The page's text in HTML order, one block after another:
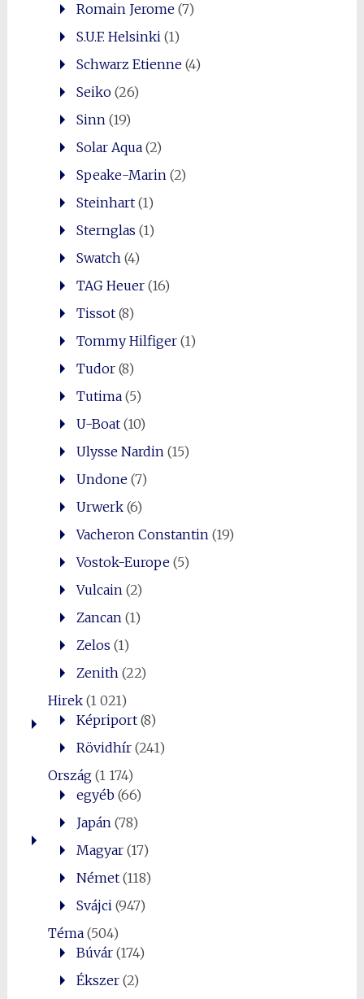
Romain Jerome(7)
S.U.F. Helsinki(1)
Schwarz Etienne(4)
Seiko(26)
Sinn(19)
Solar Aqua(2)
Speake-Marin(2)
Steinhart(1)
Sternglas (1)
Swatch(4)
TAG Heuer(16)
Tissot(8)
Tommy Hilfiger(1)
Tudor(8)
Tutima(5)
U-Boat(10)
Ulysse Nardin(15)
Undone(7)
Urwerk(6)
Vacheron Constantin(19)
Vostok-Europe(5)
Vulcain(2)
Zancan(1)
Zelos (1)
Zenith(22)
Hirek(1 021)
Képriport(8)
Rövidhír(241)
Ország(1 174)
egyéb(66)
Japán(78)
Magyar(17)
Német(118)
Svájci(947)
Téma(504)
Búvár(174)
Ékszer(2)